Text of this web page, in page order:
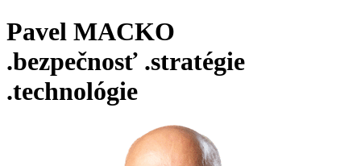
Pavel MACKO
.bezpečnosť .stratégie
.technológie